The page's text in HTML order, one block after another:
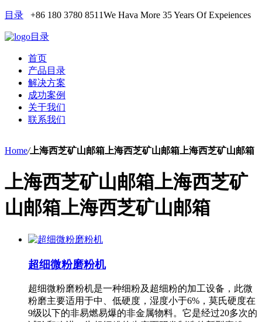
目录 +86 180 3780 8511We Hava More 35 Years Of Expeiences
目录
首页
产品目录
解决方案
成功案例
关于我们
联系我们
Home/上海西芝矿山邮箱上海西芝矿山邮箱上海西芝矿山邮箱
上海西芝矿山邮箱上海西芝矿
山邮箱上海西芝矿山邮箱
超细微粉磨粉机
超细微粉磨粉机是一种细粉及超细粉的加工设备，此微
粉磨主要适用于中、低硬度，湿度小于6%，莫氏硬度在
9级以下的非易燃易爆的非金属物料。它是经过20多次的